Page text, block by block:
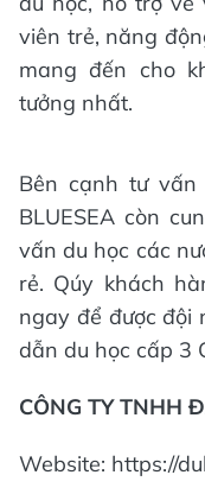
viên trẻ, năng
mang đến cho
tưởng nhất.
Bên cạnh tư
BLUESEA còn
vấn du học các
rẻ. Qúy khách
ngay để được đội
dẫn du học cấp 3
CÔNG TY TNHH
Website: https://